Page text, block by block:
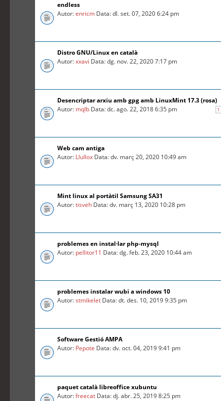
endless
Autor:enricm Data: dl. set. 07, 2020 6:24 pm
Distro GNU/Linux en català
Autor:xxavi Data: dg. nov. 22, 2020 7:17 pm
Desencriptar arxiu amb gpg amb LinuxMint 17.3 (rosa)
1
Autor: mqlb Data: dc. ago. 22, 2018 6:35 pm
Web cam antiga
Autor: Llullox Data: dv. març 20, 2020 10:49 am
Mint linux al portàtil Samsung SA31
Autor:tisveh Data: dv. març 13, 2020 10:28 pm
problemes en instal·lar php-mysql
Autor: pellitor11 Data: dg. feb. 23, 2020 10:44 am
problemes instalar wubi a windows 10
Autor:stmikelet Data: dt. des. 10, 2019 9:35 pm
Software Gestió AMPA
Autor: Pepote Data: dv. oct. 04, 2019 9:41 pm
paquet català libreoffice xubuntu
Autor:freecat Data: dj. abr. 25, 2019 8:25 pm